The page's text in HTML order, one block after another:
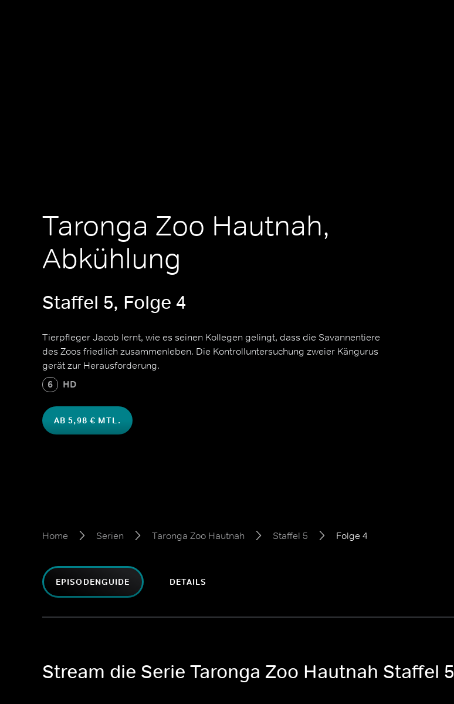
Taronga Zoo Hautnah,
Abkühlung
Staffel 5, Folge 4
Tierpfleger Jacob lernt, wie es seinen Kollegen gelingt, dass die Savannentiere
des Zoos friedlich zusammenleben. Die Kontrolluntersuchung zweier Kängurus
gerät zur Herausforderung.
6 HD
AB 5,98 € MTL.
Home Serien Taronga Zoo Hautnah Staffel 5 Folge 4
EPISODENGUIDE DETAILS
Stream die Serie Taronga Zoo Hautnah Staffel 5